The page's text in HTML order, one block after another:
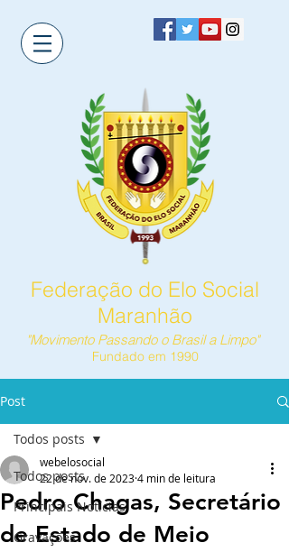
Federação do Elo Social
Maranhão
"Movimento Passando o Brasil a Limpo"
Fundado em 1990
Post
Todos posts
Principais Notícias
Gravações
Todos posts
Pedro Chagas, Secretário
de Estado de Meio
webelosocial
22 de nov. de 20234 min de leitura